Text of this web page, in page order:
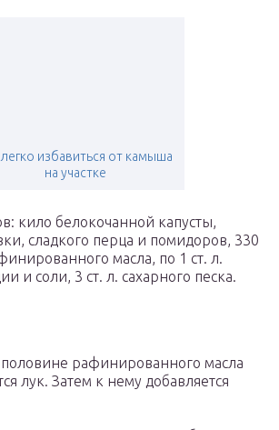
легко избавиться от камыша
на участке
кило белокочанной капусты,
сладкого перца и помидоров, 330
масла, по 1 ст. л.
и соли, 3 ст. л. сахарного песка.
половине рафинированного масла
лук. Затем к нему добавляется